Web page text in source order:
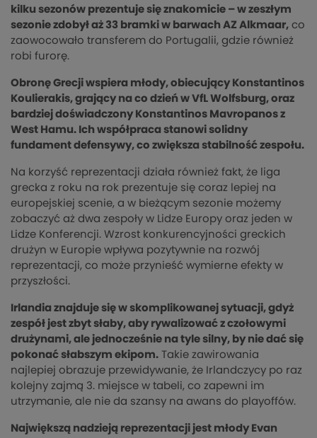
kilku sezonów prezentuje się znakomicie – w zeszłym
sezonie zdobył aż 33 bramki w barwach AZ Alkmaar, co
zaowocowało transferem do Portugalii, gdzie również
robi furorę.
Obronę Grecji wspiera młody, obiecujący Konstantinos
Koulierakis, grający na co dzień w VfL Wolfsburg, oraz
bardziej doświadczony Konstantinos Mavropanos z
West Hamu. Ich współpraca stanowi solidny
fundament defensywy, co zwiększa stabilność zespołu.
Na korzyść reprezentacji działa również fakt, że liga
grecka z roku na rok prezentuje się coraz lepiej na
europejskiej scenie, a w bieżącym sezonie możemy
zobaczyć aż dwa zespoły w Lidze Europy oraz jeden w
Lidze Konferencji. Wzrost konkurencyjności greckich
drużyn w Europie wpływa pozytywnie na rozwój
reprezentacji, co może przynieść wymierne efekty w
przyszłości.
Irlandia znajduje się w skomplikowanej sytuacji, gdyż
zespół jest zbyt słaby, aby rywalizować z czołowymi
drużynami, ale jednocześnie na tyle silny, by nie dać się
pokonać słabszym ekipom. Takie zawirowania
najlepiej obrazuje przewidywanie, że Irlandczycy po raz
kolejny zajmą 3. miejsce w tabeli, co zapewni im
utrzymanie, ale nie da szansy na awans do playoffów.
Największą nadzieją reprezentacji jest młody Evan